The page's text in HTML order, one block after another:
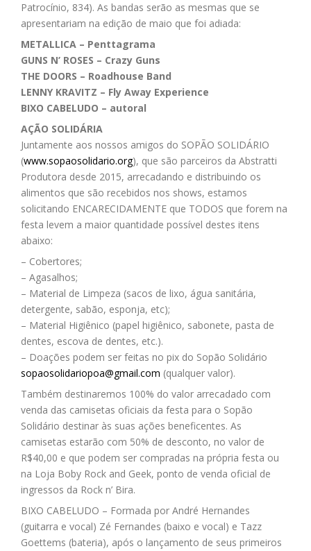
Patrocínio, 834). As bandas serão as mesmas que se
apresentariam na edição de maio que foi adiada:
METALLICA – Penttagrama
GUNS N’ ROSES – Crazy Guns
THE DOORS – Roadhouse Band
LENNY KRAVITZ – Fly Away Experience
BIXO CABELUDO – autoral
AÇÃO SOLIDÁRIA
Juntamente aos nossos amigos do SOPÃO SOLIDÁRIO
(www.sopaosolidario.org), que são parceiros da Abstratti
Produtora desde 2015, arrecadando e distribuindo os
alimentos que são recebidos nos shows, estamos
solicitando ENCARECIDAMENTE que TODOS que forem na
festa levem a maior quantidade possível destes itens
abaixo:
– Cobertores;
– Agasalhos;
– Material de Limpeza (sacos de lixo, água sanitária,
detergente, sabão, esponja, etc);
– Material Higiênico (papel higiênico, sabonete, pasta de
dentes, escova de dentes, etc.).
– Doações podem ser feitas no pix do Sopão Solidário
sopaosolidariopoa@gmail.com (qualquer valor).
Também destinaremos 100% do valor arrecadado com
venda das camisetas oficiais da festa para o Sopão
Solidário destinar às suas ações beneficentes. As
camisetas estarão com 50% de desconto, no valor de
R$40,00 e que podem ser compradas na própria festa ou
na Loja Boby Rock and Geek, ponto de venda oficial de
ingressos da Rock n’ Bira.
BIXO CABELUDO – Formada por André Hernandes
(guitarra e vocal) Zé Fernandes (baixo e vocal) e Tazz
Goettems (bateria), após o lançamento de seus primeiros